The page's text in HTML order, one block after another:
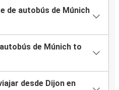
de autobús de Múnich
de Múnich to
desde Dijon en